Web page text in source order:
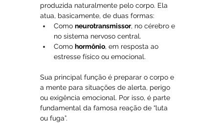
produzida naturalmente pelo corpo. Ela
atua, basicamente, de duas formas:
Como neurotransmissor, no cérebro e
no sistema nervoso central.
Como hormônio, em resposta ao
estresse físico ou emocional.
Sua principal função é preparar o corpo e
a mente para situações de alerta, perigo
ou exigência emocional. Por isso, é parte
fundamental da famosa reação de “luta
ou fuga”.